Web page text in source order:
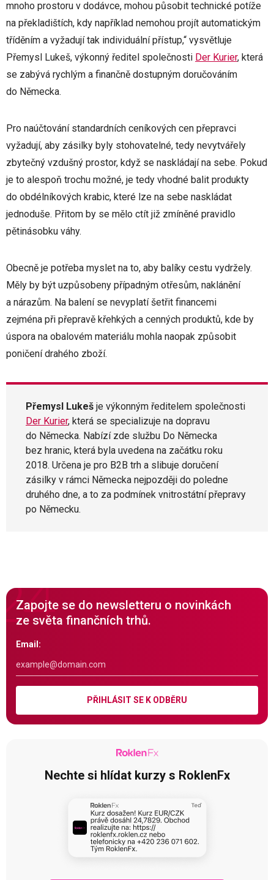
mnoho prostoru v dodávce, mohou působit technické potíže
na překladištích, kdy například nemohou projít automatickým
tříděním a vyžadují tak individuální přístup,“ vysvětluje
Přemysl Lukeš, výkonný ředitel společnosti Der Kurier, která
se zabývá rychlým a finančně dostupným doručováním
do Německa.
Pro naúčtování standardních ceníkových cen přepravci
vyžadují, aby zásilky byly stohovatelné, tedy nevytvářely
zbytečný vzdušný prostor, když se naskládají na sebe. Pokud
je to alespoň trochu možné, je tedy vhodné balit produkty
do obdélníkových krabic, které lze na sebe naskládat
jednoduše. Přitom by se mělo ctít již zmíněné pravidlo
pětinásobku váhy.
Obecně je potřeba myslet na to, aby balíky cestu vydržely.
Měly by být uzpůsobeny případným otřesům, naklánění
a nárazům. Na balení se nevyplatí šetřit financemi
zejména při přepravě křehkých a cenných produktů, kde by
úspora na obalovém materiálu mohla naopak způsobit
poničení drahého zboží.
Přemysl Lukeš je výkonným ředitelem společnosti
Der Kurier, která se specializuje na dopravu
do Německa. Nabízí zde službu Do Německa
bez hranic, která byla uvedena na začátku roku
2018. Určena je pro B2B trh a slibuje doručení
zásilky v rámci Německa nejpozději do poledne
druhého dne, a to za podmínek vnitrostátní přepravy
po Německu.
Zapojte se do newsletteru o novinkách
ze světa finančních trhů.
Email:
PŘIHLÁSIT SE K ODBĚRU
Nechte si hlídat kurzy s RoklenFx